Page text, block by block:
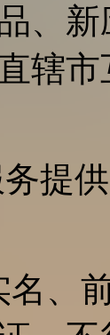
、
辖
提
名、